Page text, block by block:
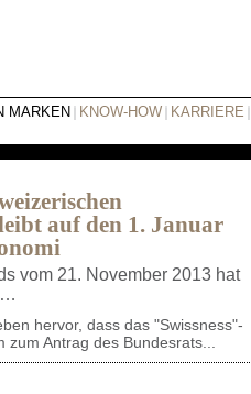
MARKEN KNOW-HOW KARRIERE
auf den 1. Januar
vom 21. November 2013 hat
hervor, dass das "Swissness"-
Antrag des Bundesrats...